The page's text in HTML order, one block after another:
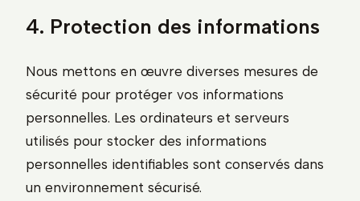
4. Protection des informations
Nous mettons en œuvre diverses mesures de
sécurité pour protéger vos informations
personnelles. Les ordinateurs et serveurs
utilisés pour stocker des informations
personnelles identifiables sont conservés dans
un environnement sécurisé.